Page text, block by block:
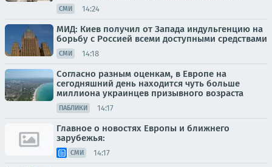
СМИ 14:24
МИД: Киев получил от Запада индульгенцию на
борьбу с Россией всеми доступными средствами
СМИ 14:18
Согласно разным оценкам, в Европе на
сегодняшний день находится чуть больше
миллиона украинцев призывного возраста
ПАБЛИКИ 14:17
Главное о новостях Европы и ближнего
зарубежья:
СМИ 14:17